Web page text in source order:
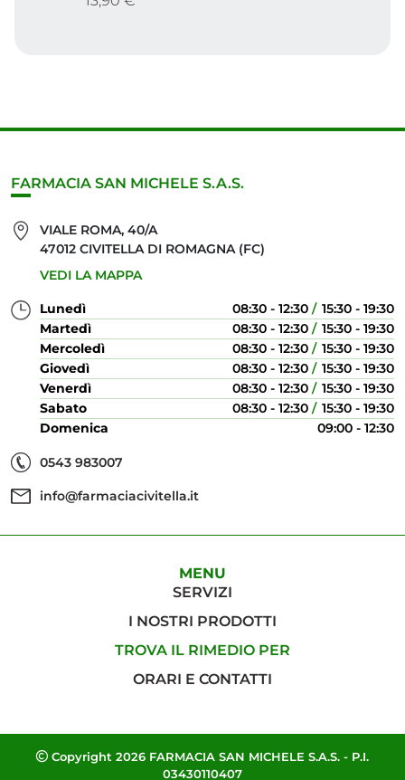
FARMACIA SAN MICHELE S.A.S.
VIALE ROMA, 40/A
47012 CIVITELLA DI ROMAGNA (FC)
VEDI LA MAPPA
Lunedì 08:30 - 12:30
15:30 - 19:30
Martedì
08:30 - 12:30
15:30 - 19:30
Mercoledì
08:30 - 12:30
15:30 - 19:30
Giovedì
08:30 - 12:30
15:30 - 19:30
Venerdì
08:30 - 12:30
15:30 - 19:30
Sabato
08:30 - 12:30
15:30 - 19:30
Domenica
09:00 - 12:30
0543 983007
info@farmaciacivitella.it
MENU
SERVIZI
I NOSTRI PRODOTTI
TROVA IL RIMEDIO PER
ORARI E CONTATTI
Copyright 2026 FARMACIA SAN MICHELE S.A.S. - P.I.
03430110407